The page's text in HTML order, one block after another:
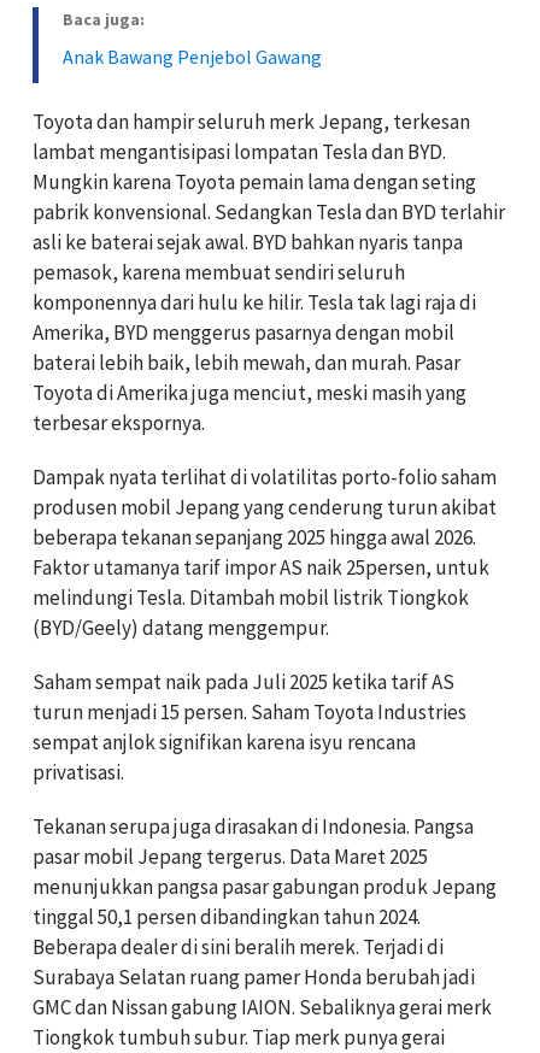
Baca juga:
Anak Bawang Penjebol Gawang
Toyota dan hampir seluruh merk Jepang, terkesan
lambat mengantisipasi lompatan Tesla dan BYD.
Mungkin karena Toyota pemain lama dengan seting
pabrik konvensional. Sedangkan Tesla dan BYD terlahir
asli ke baterai sejak awal. BYD bahkan nyaris tanpa
pemasok, karena membuat sendiri seluruh
komponennya dari hulu ke hilir. Tesla tak lagi raja di
Amerika, BYD menggerus pasarnya dengan mobil
baterai lebih baik, lebih mewah, dan murah. Pasar
Toyota di Amerika juga menciut, meski masih yang
terbesar ekspornya.
Dampak nyata terlihat di volatilitas porto-folio saham
produsen mobil Jepang yang cenderung turun akibat
beberapa tekanan sepanjang 2025 hingga awal 2026.
Faktor utamanya tarif impor AS naik 25persen, untuk
melindungi Tesla. Ditambah mobil listrik Tiongkok
(BYD/Geely) datang menggempur.
Saham sempat naik pada Juli 2025 ketika tarif AS
turun menjadi 15 persen. Saham Toyota Industries
sempat anjlok signifikan karena isyu rencana
privatisasi.
Tekanan serupa juga dirasakan di Indonesia. Pangsa
pasar mobil Jepang tergerus. Data Maret 2025
menunjukkan pangsa pasar gabungan produk Jepang
tinggal 50,1 persen dibandingkan tahun 2024.
Beberapa dealer di sini beralih merek. Terjadi di
Surabaya Selatan ruang pamer Honda berubah jadi
GMC dan Nissan gabung IAION. Sebaliknya gerai merk
Tiongkok tumbuh subur. Tiap merk punya gerai